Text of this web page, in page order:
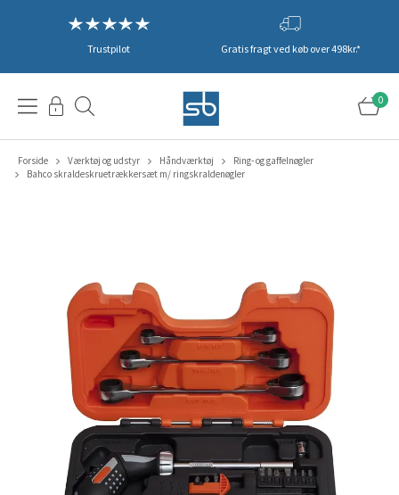
Trustpilot Gratis fragt ved køb over 498kr.*
0
Forside Værktøj og udstyr Håndværktøj
Ring- og gaffelnøgler
Bahco skraldeskruetrækkersæt m/ ringskraldenøgler